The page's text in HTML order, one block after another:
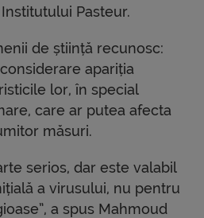
Pasteur.
de știință recunosc:
apariția
lor, în special
care ar putea afecta
măsuri.
serios, dar este valabil
a virusului, nu pentru
a spus Mahmoud